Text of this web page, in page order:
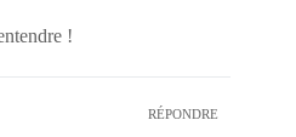
!
RÉPONDRE